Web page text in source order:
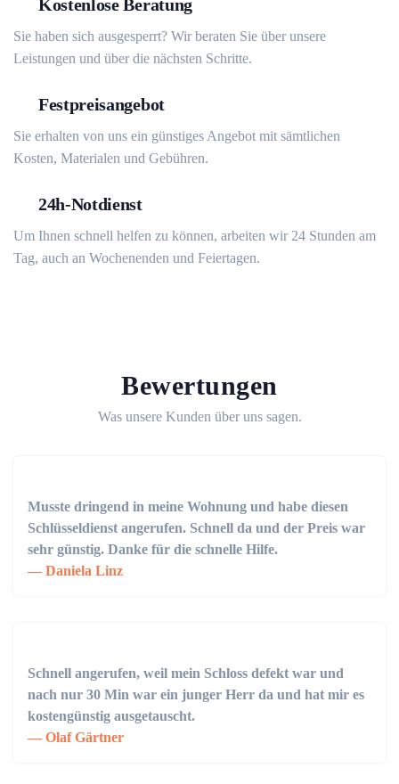
Kostenlose Beratung
Sie haben sich ausgesperrt? Wir beraten Sie über unsere
Leistungen und über die nächsten Schritte.
Festpreisangebot
Sie erhalten von uns ein günstiges Angebot mit sämtlichen
Kosten, Materialen und Gebühren.
24h-Notdienst
Um Ihnen schnell helfen zu können, arbeiten wir 24 Stunden am
Tag, auch an Wochenenden und Feiertagen.
Bewertungen
Was unsere Kunden über uns sagen.
Musste dringend in meine Wohnung und habe diesen
Schlüsseldienst angerufen. Schnell da und der Preis war
sehr günstig. Danke für die schnelle Hilfe.
Daniela Linz
Schnell angerufen, weil mein Schloss defekt war und
nach nur 30 Min war ein junger Herr da und hat mir es
kostengünstig ausgetauscht.
Olaf Gärtner